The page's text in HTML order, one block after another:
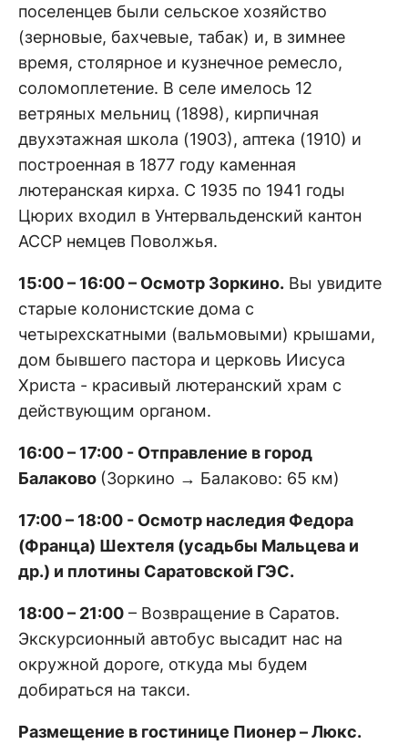
поселенцев были сельское хозяйство
(зерновые, бахчевые, табак) и, в зимнее
время, столярное и кузнечное ремесло,
соломоплетение. В селе имелось 12
ветряных мельниц (1898), кирпичная
двухэтажная школа (1903), аптека (1910) и
построенная в 1877 году каменная
лютеранская кирха. С 1935 по 1941 годы
Цюрих входил в Унтервальденский кантон
АССР немцев Поволжья.
15:00 – 16:00 – Осмотр Зоркино. Вы увидите
старые колонистские дома с
четырехскатными (вальмовыми) крышами,
дом бывшего пастора и церковь Иисуса
Христа - красивый лютеранский храм c
действующим органом.
16:00 – 17:00 - Отправление в город
Балаково (Зоркино → Балаково: 65 км)
17:00 – 18:00 - Осмотр наследия Федора
(Франца) Шехтеля (усадьбы Мальцева и
др.) и плотины Саратовской ГЭС.
18:00 – 21:00 – Возвращение в Саратов.
Экскурсионный автобус высадит нас на
окружной дороге, откуда мы будем
добираться на такси.
Размещение в гостинице Пионер – Люкс.